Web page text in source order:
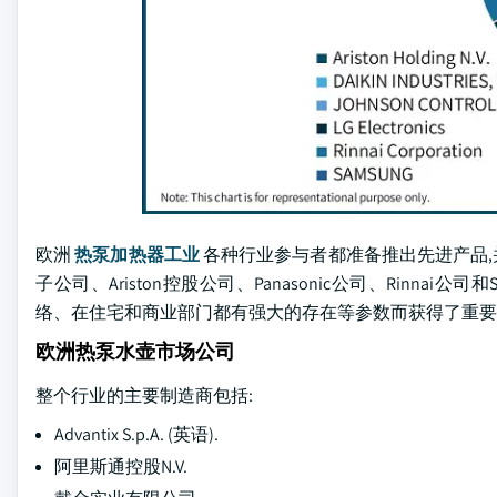
欧洲热泵加热器工业各种行业参与者都准备推出先进产品
子公司、Ariston控股公司、Panasonic公司、Rinnai公司
络、在住宅和商业部门都有强大的存在等参数而获得了重
欧洲热泵水壶市场公司
整个行业的主要制造商包括:
Advantix S.p.A. (英语).
阿里斯通控股N.V.